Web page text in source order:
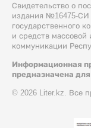
Свидетельство о
издания №16475-СИ
государственного
и средств
коммуникации
Информационная
предназначена
© 2026 Liter.kz. Все